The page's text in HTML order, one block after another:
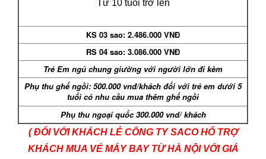
Từ 10 tuổi trở lên
KS 03 sao: 2.486.000 VNĐ
RS 04 sao: 3.086.000 VNĐ
Trẻ Em ngủ chung giường với người lớn đi kèm
Phụ thu ghế ngồi: 500.000 vnđ/khách đối với trẻ em dưới 5
tuổi có nhu cầu mua thêm ghế ngồi
Phụ thu ngoại quốc 300.000 vnd/ khách
( ĐỐI VỚI KHÁCH LẺ CÔNG TY SACO HỔ TRỢ
KHÁCH MUA VÉ MÁY BAY TỪ HÀ NỘI VỚI GIÁ